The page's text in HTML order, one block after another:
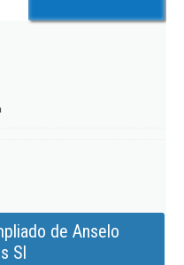
de Anselo
Sl